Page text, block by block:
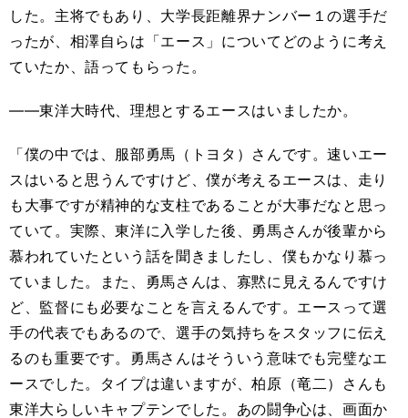
した。主将でもあり、大学長距離界ナンバー１の選手だ
ったが、相澤自らは「エース」についてどのように考え
ていたか、語ってもらった。
――東洋大時代、理想とするエースはいましたか。
「僕の中では、服部勇馬（トヨタ）さんです。速いエー
スはいると思うんですけど、僕が考えるエースは、走り
も大事ですが精神的な支柱であることが大事だなと思っ
ていて。実際、東洋に入学した後、勇馬さんが後輩から
慕われていたという話を聞きましたし、僕もかなり慕っ
ていました。また、勇馬さんは、寡黙に見えるんですけ
ど、監督にも必要なことを言えるんです。エースって選
手の代表でもあるので、選手の気持ちをスタッフに伝え
るのも重要です。勇馬さんはそういう意味でも完璧なエ
ースでした。タイプは違いますが、柏原（竜二）さんも
東洋大らしいキャプテンでした。あの闘争心は、画面か